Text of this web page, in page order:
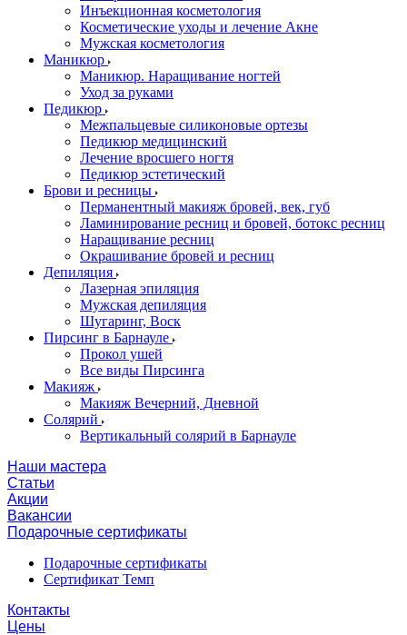
Инъекционная косметология
Косметические уходы и лечение Акне
Мужская косметология
Маникюр
Маникюр. Наращивание ногтей
Уход за руками
Педикюр
Межпальцевые силиконовые ортезы
Педикюр медицинский
Лечение вросшего ногтя
Педикюр эстетический
Брови и ресницы
Перманентный макияж бровей, век, губ
Ламинирование ресниц и бровей, бoтoкс ресниц
Наращивание ресниц
Окрашивание бровей и ресниц
Депиляция
Лазерная эпиляция
Мужская депиляция
Шугаринг, Воск
Пирсинг в Барнауле
Прокол ушей
Все виды Пирсинга
Макияж
Макияж Вечерний, Дневной
Солярий
Вертикальный солярий в Барнауле
Наши мастера
Статьи
Акции
Вакансии
Подарочные сертификаты
Подарочные сертификаты
Сертификат Темп
Контакты
Цены